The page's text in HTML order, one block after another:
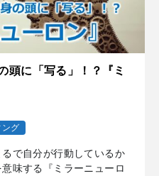
頭に「写る」！？『ミ
ング
で自分が行動しているか
味する『ミラーニューロ